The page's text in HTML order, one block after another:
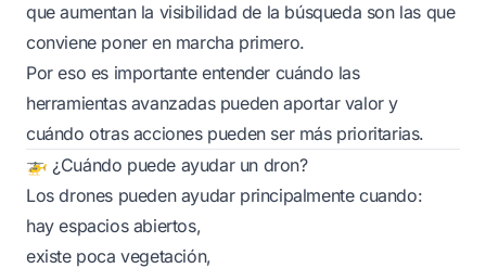
que aumentan la visibilidad de la búsqueda son las que
conviene poner en marcha primero.
Por eso es importante entender cuándo las
herramientas avanzadas pueden aportar valor y
cuándo otras acciones pueden ser más prioritarias.
🚁 ¿Cuándo puede ayudar un dron?
Los drones pueden ayudar principalmente cuando:
hay espacios abiertos,
existe poca vegetación,